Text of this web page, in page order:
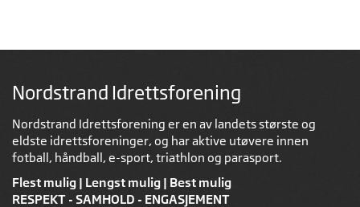
Nordstrand Idrettsforening
Nordstrand Idrettsforening er en av landets største og
eldste idrettsforeninger, og har aktive utøvere innen
fotball, håndball, e-sport, triathlon og parasport.
Flest mulig | Lengst mulig | Best mulig
RESPEKT - SAMHOLD - ENGASJEMENT